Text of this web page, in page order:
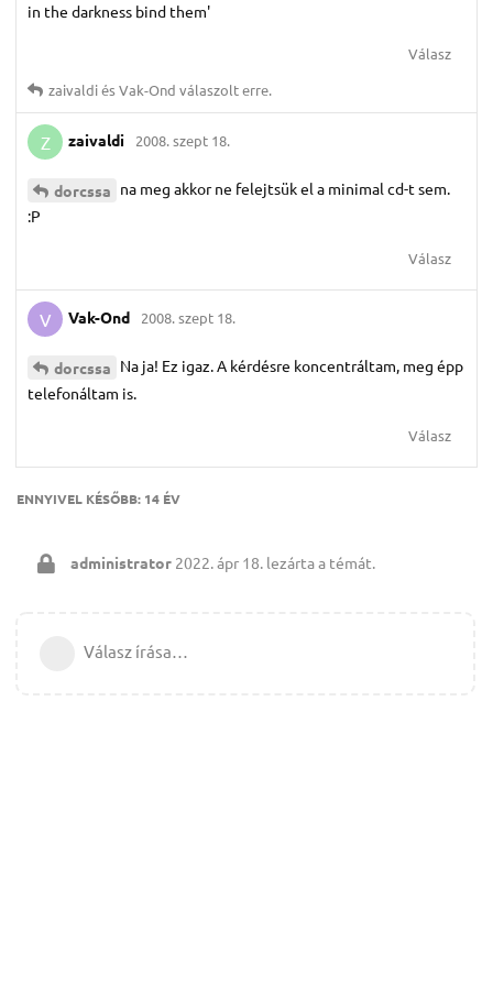
in the darkness bind them'
Válasz
zaivaldiésVak-Ond válaszolt erre.
Z zaivaldi 2008. szept 18.
dorcssa na meg akkor ne felejtsük el a minimal cd-t sem.
:P
Válasz
V Vak-Ond 2008. szept 18.
dorcssa Na ja! Ez igaz. A kérdésre koncentráltam, meg épp
telefonáltam is.
Válasz
ENNYIVEL KÉSŐBB: 14 ÉV
administrator 2022. ápr 18. lezárta a témát.
Válasz írása…